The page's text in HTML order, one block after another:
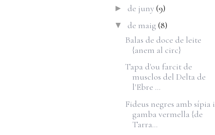
► de juny(9)
▼ de maig (8)
Balas de doce de leite
{anem al circ}
Tapa d'ou farcit de
musclos del Delta de
l'Ebre ...
Fideus negres amb sípia i
gamba vermella {de
Tarra...